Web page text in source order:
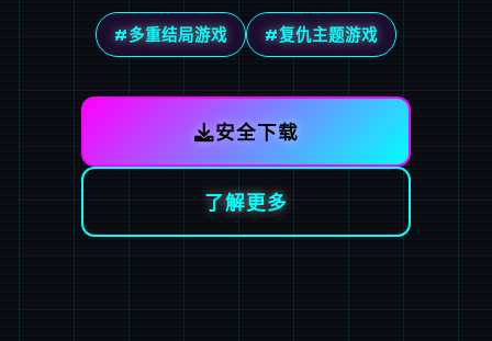
#多重结局游戏 #复仇主题游戏
安全下载
了解更多